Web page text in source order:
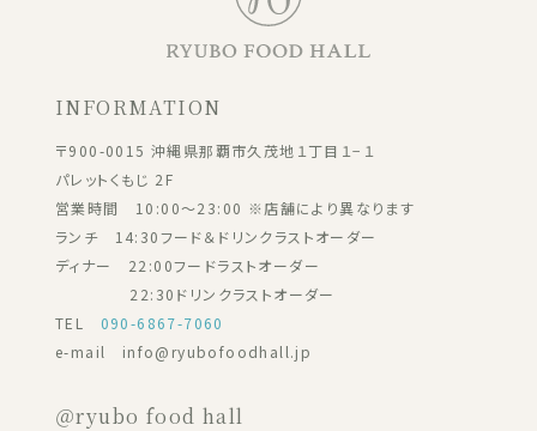
INFORMATION
〒900-0015 沖縄県那覇市久茂地１丁目１−１
パレットくもじ 2F
営業時間 10:00～23:00 ※店舗により異なります
ランチ 14:30フード＆ドリンクラストオーダー
ディナー 22:00フードラストオーダー
22:30ドリンクラストオーダー
TEL 090-6867-7060
e-mail info@ryubofoodhall.jp
＠ryubo food hall